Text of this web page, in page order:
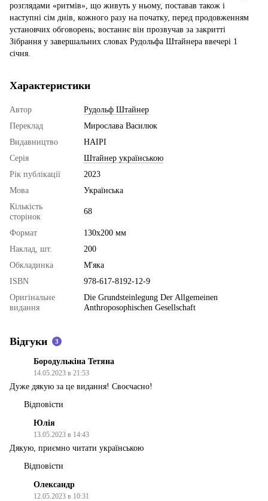
розглядами «ритмів», що живуть у ньому, поставав також і
наступні сім днів, кожного разу на початку, перед продовженням
установчих обговорень; востаннє він прозвучав за закритті
Зібрання у завершальних словах Рудольфа Штайнера ввечері 1
січня.
Характеристики
Автор
Рудольф Штайнер
Переклад
Мирослава Василюк
Видавництво
НАІРІ
Серія
Штайнер українською
Рік публікації
2023
Мова
Українська
Кількість
сторінок
68
Формат
130x200 мм
Наклад, шт.
200
Обкладинка
М'яка
ISBN
978-617-8192-12-9
Оригінальне
видання
Die Grundsteinlegung Der Allgemeinen
Anthroposophischen Gesellschaft
Відгуки 3
Бородулькіна Тетяна
14.05.2023 в 21:53
Дуже дякую за це видання! Своєчасно!
Відповісти
Юлія
13.05.2023 в 14:43
Дякую, приємно читати українською
Відповісти
Олександр
12.05.2023 в 10:31